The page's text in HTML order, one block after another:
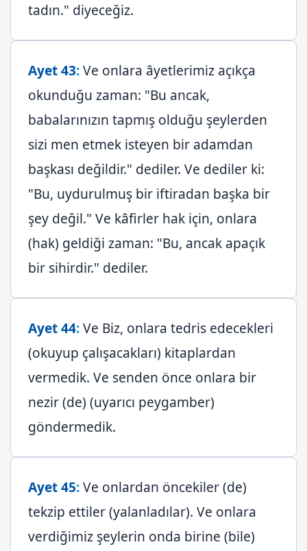
tadın." diyeceğiz.
Ayet 43:Ve onlara âyetlerimiz açıkça
okunduğu zaman: "Bu ancak,
babalarınızın tapmış olduğu şeylerden
sizi men etmek isteyen bir adamdan
başkası değildir." dediler. Ve dediler ki:
"Bu, uydurulmuş bir iftiradan başka bir
şey değil." Ve kâfirler hak için, onlara
(hak) geldiği zaman: "Bu, ancak apaçık
bir sihirdir." dediler.
Ayet 44:Ve Biz, onlara tedris edecekleri
(okuyup çalışacakları) kitaplardan
vermedik. Ve senden önce onlara bir
nezir (de) (uyarıcı peygamber)
göndermedik.
Ayet 45:Ve onlardan öncekiler (de)
tekzip ettiler (yalanladılar). Ve onlara
verdiğimiz şeylerin onda birine (bile)